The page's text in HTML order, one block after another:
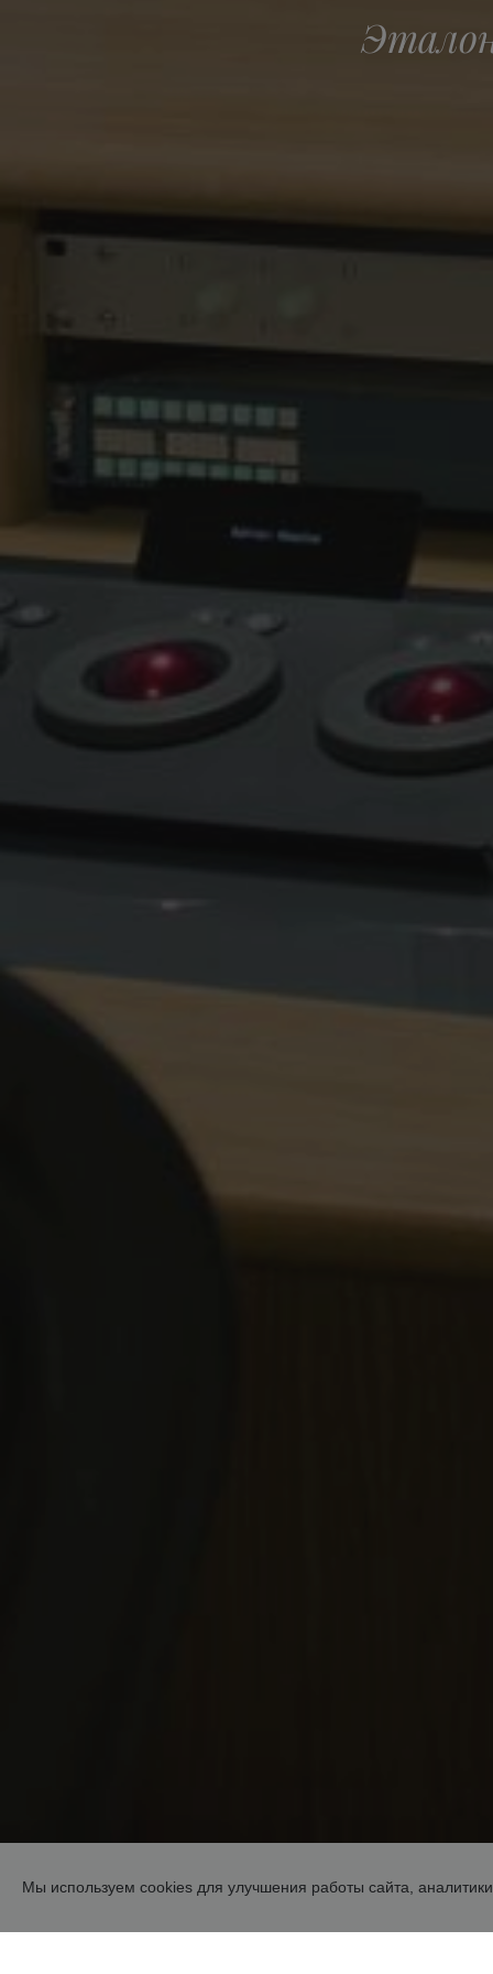
Мы используем cookies для улучшения работы сайта,